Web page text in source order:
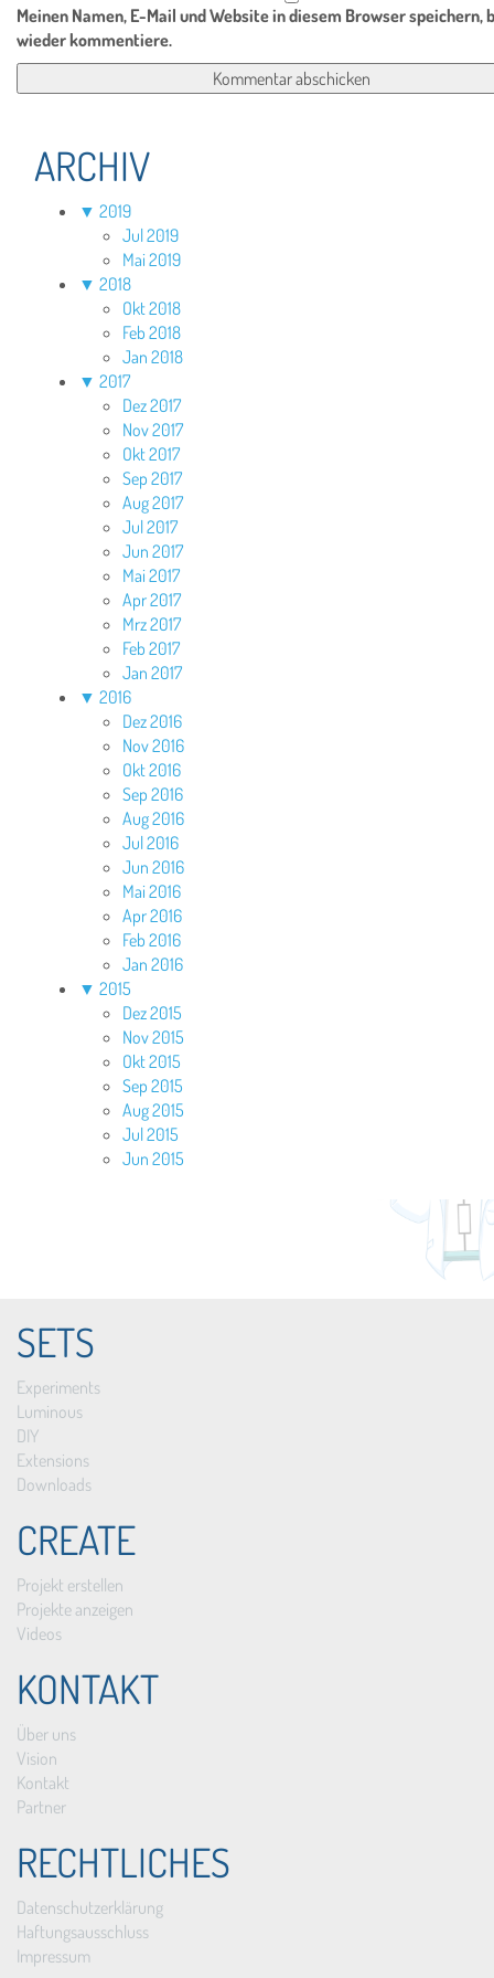
Meinen Namen, E-Mail und Website in diesem Browser speichern,
wieder kommentiere.
ARCHIV
▼ 2019
Jul 2019
Mai 2019
▼ 2018
Okt 2018
Feb 2018
Jan 2018
▼ 2017
Dez 2017
Nov 2017
Okt 2017
Sep 2017
Aug 2017
Jul 2017
Jun 2017
Mai 2017
Apr 2017
Mrz 2017
Feb 2017
Jan 2017
▼ 2016
Dez 2016
Nov 2016
Okt 2016
Sep 2016
Aug 2016
Jul 2016
Jun 2016
Mai 2016
Apr 2016
Feb 2016
Jan 2016
▼ 2015
Dez 2015
Nov 2015
Okt 2015
Sep 2015
Aug 2015
Jul 2015
Jun 2015
SETS
Experiments
Luminous
DIY
Extensions
Downloads
CREATE
Projekt erstellen
Projekte anzeigen
Videos
KONTAKT
Über uns
Vision
Kontakt
Partner
RECHTLICHES
Datenschutzerklärung
Haftungsausschluss
Impressum